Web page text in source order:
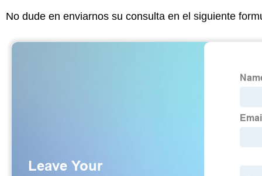
No dude en enviarnos su consulta en el siguiente